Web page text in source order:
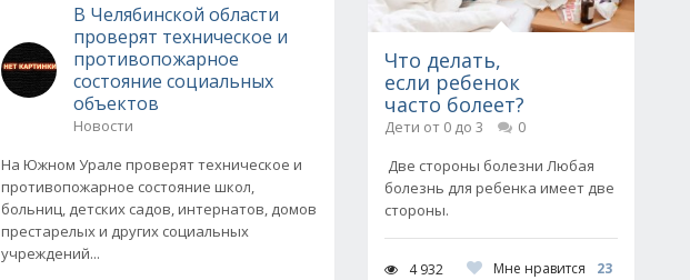
В Челябинской области
проверят техническое и
противопожарное
состояние социальных
объектов
Новости
На Южном Урале проверят техническое и
противопожарное состояние школ,
больниц, детских садов, интернатов, домов
престарелых и других социальных
учреждений...
Что делать,
если ребенок
часто болеет?
Дети от 0 до 3
0
Две стороны болезни Любая
болезнь для ребенка имеет две
стороны.
4 932 Мне нравится
23